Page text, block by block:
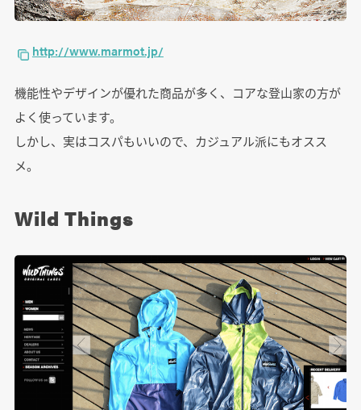
http://www.marmot.jp/
機能性やデザインが優れた商品が多く、コアな登山家の方が
よく使っています。
しかし、実はコスパもいいので、カジュアル派にもオスス
メ。
Wild Things